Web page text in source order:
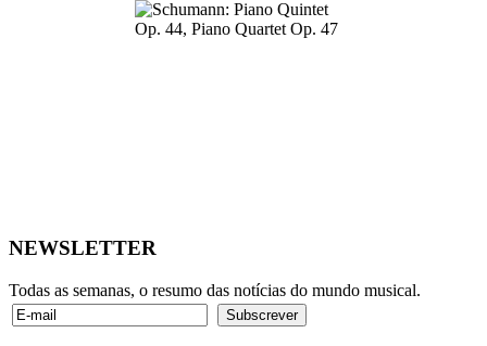
NEWSLETTER
Todas as semanas, o resumo das notícias do mundo musical.